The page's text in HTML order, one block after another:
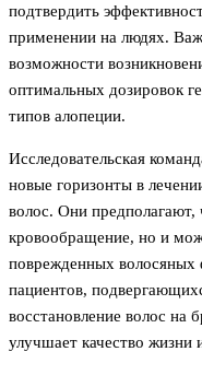
подтвердить
применении на людях.
возможности
оптимальных дозировок
типов алопеции.
Исследовательская
новые горизонты в
волос. Они предполагают,
кровообращение, но и
поврежденных волосяных
пациентов,
восстановление волос на
улучшает качество жизни